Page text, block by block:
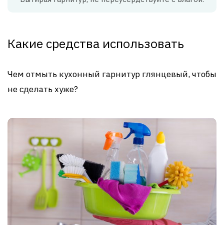
Какие средства использовать
Чем отмыть кухонный гарнитур глянцевый, чтобы
не сделать хуже?